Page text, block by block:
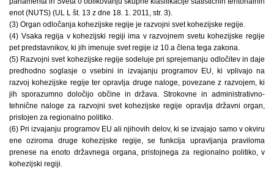
enot (NUTS) (UL L št. 13 z dne 18. 1. 2011, str. 3).
(3) Organ odločanja kohezijske regije je razvojni svet kohezijske regije.
(4) Vsaka regija v kohezijski regiji ima v razvojnem svetu kohezijske regije
pet predstavnikov, ki jih imenuje svet regije iz 10.a člena tega zakona.
(5) Razvojni svet kohezijske regije sodeluje pri sprejemanju odločitev in daje
predhodno soglasje o vsebini in izvajanju programov EU, ki vplivajo na
razvoj kohezijske regije ter opravlja druge naloge, povezane z razvojem, ki
jih sporazumno določijo občine in država. Strokovne in administrativno-
tehnične naloge za razvojni svet kohezijske regije opravlja državni organ,
pristojen za regionalno politiko.
(6) Pri izvajanju programov EU ali njihovih delov, ki se izvajajo samo v okviru
ene oziroma druge kohezijske regije, se funkcija upravljanja praviloma
prenese na enoto državnega organa, pristojnega za regionalno politiko, v
kohezijski regiji.